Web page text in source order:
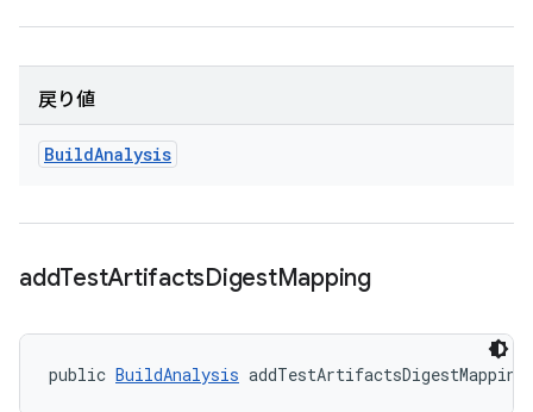
戻り値
BuildAnalysis
addTestArtifactsDigestMapping
public BuildAnalysis